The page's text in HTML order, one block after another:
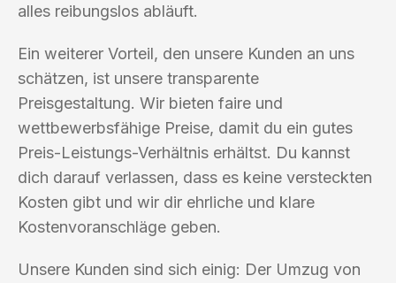
alles reibungslos abläuft.
Ein weiterer Vorteil, den unsere Kunden an uns
schätzen, ist unsere transparente
Preisgestaltung. Wir bieten faire und
wettbewerbsfähige Preise, damit du ein gutes
Preis-Leistungs-Verhältnis erhältst. Du kannst
dich darauf verlassen, dass es keine versteckten
Kosten gibt und wir dir ehrliche und klare
Kostenvoranschläge geben.
Unsere Kunden sind sich einig: Der Umzug von